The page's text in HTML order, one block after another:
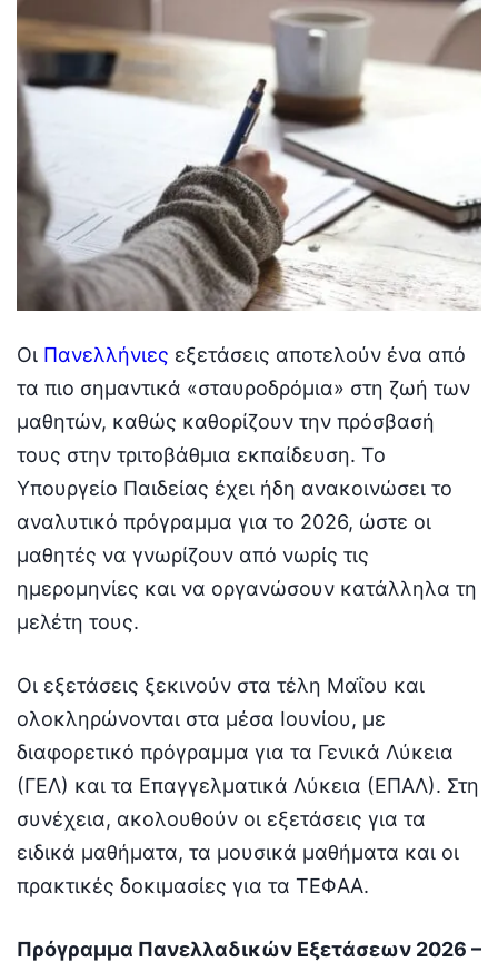
Οι Πανελλήνιες εξετάσεις αποτελούν ένα από
τα πιο σημαντικά «σταυροδρόμια» στη ζωή των
μαθητών, καθώς καθορίζουν την πρόσβασή
τους στην τριτοβάθμια εκπαίδευση. Το
Υπουργείο Παιδείας έχει ήδη ανακοινώσει το
αναλυτικό πρόγραμμα για το 2026, ώστε οι
μαθητές να γνωρίζουν από νωρίς τις
ημερομηνίες και να οργανώσουν κατάλληλα τη
μελέτη τους.
Οι εξετάσεις ξεκινούν στα τέλη Μαΐου και
ολοκληρώνονται στα μέσα Ιουνίου, με
διαφορετικό πρόγραμμα για τα Γενικά Λύκεια
(ΓΕΛ) και τα Επαγγελματικά Λύκεια (ΕΠΑΛ). Στη
συνέχεια, ακολουθούν οι εξετάσεις για τα
ειδικά μαθήματα, τα μουσικά μαθήματα και οι
πρακτικές δοκιμασίες για τα ΤΕΦΑΑ.
Πρόγραμμα Πανελλαδικών Εξετάσεων 2026 –